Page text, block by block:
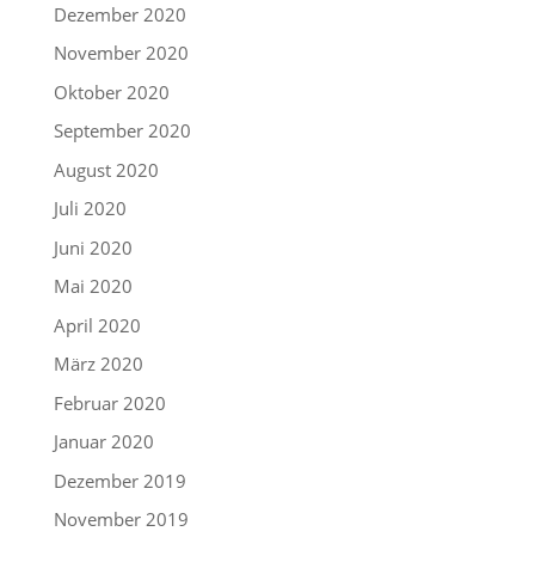
Dezember 2020
November 2020
Oktober 2020
September 2020
August 2020
Juli 2020
Juni 2020
Mai 2020
April 2020
März 2020
Februar 2020
Januar 2020
Dezember 2019
November 2019